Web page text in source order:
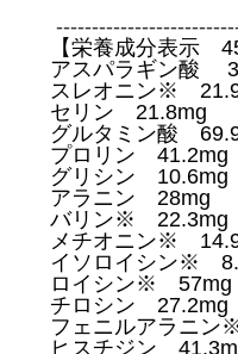
【栄養成分表示
アスパラギン酸
スレオニン※
セリン 21.8mg
グルタミン酸
プロリン 41.2mg
グリシン 10.6mg
アラニン 28mg
バリン※ 22.3mg
メチオニン※
イソロイシン※
ロイシン※ 57mg
チロシン 27.2mg
フェニルアラニ
ヒスチジン